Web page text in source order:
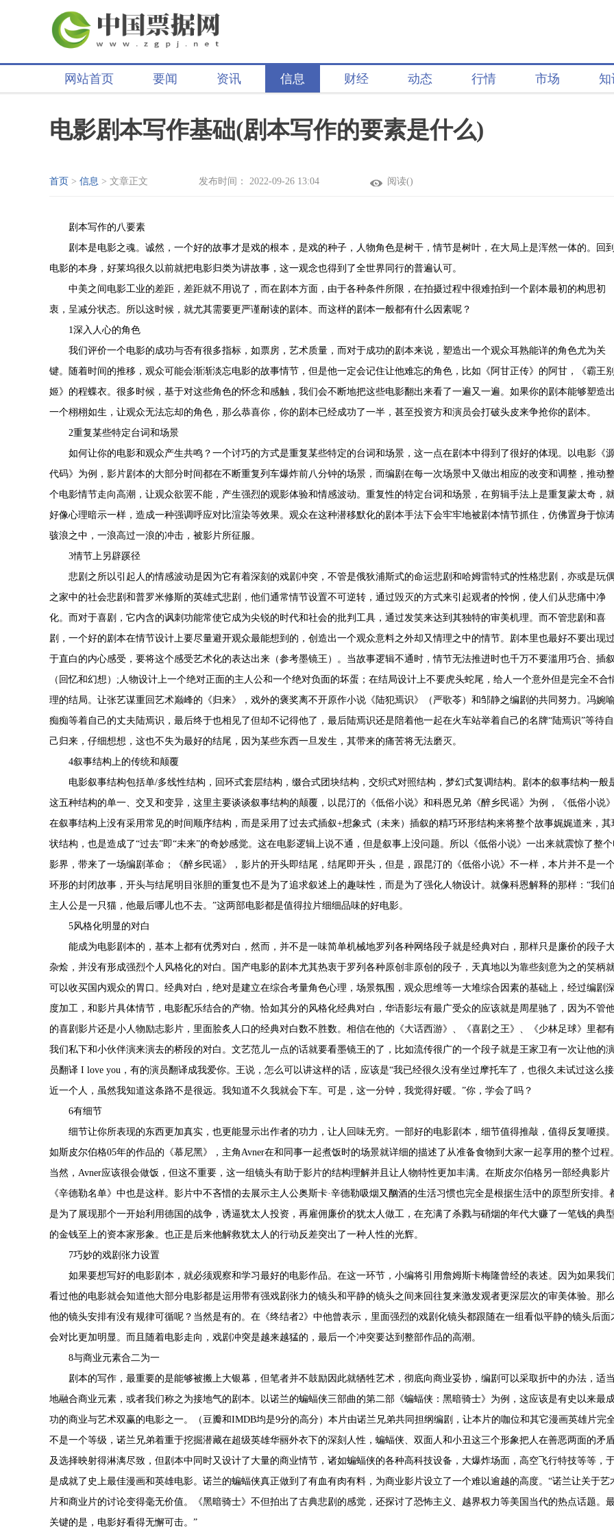
网站首页 要闻 资讯 信息 财经 动态 行情 市场 知
电影剧本写作基础(剧本写作的要素是什么)
首页 > 信息 > 文章正文 发布时间： 2022-09-26 13:04 阅读()
剧本写作的八要素
剧本是电影之魂。诚然，一个好的故事才是戏的根本，是戏的种子，人物角色是树干，情节是树叶，在大局上是浑然一体的。回到
电影的本身，好莱坞很久以前就把电影归类为讲故事，这一观念也得到了全世界同行的普遍认可。
中美之间电影工业的差距，差距就不用说了，而在剧本方面，由于各种条件所限，在拍摄过程中很难拍到一个剧本最初的构思初
衷，呈减分状态。所以这时候，就尤其需要更严谨耐读的剧本。而这样的剧本一般都有什么因素呢？
1深入人心的角色
我们评价一个电影的成功与否有很多指标，如票房，艺术质量，而对于成功的剧本来说，塑造出一个观众耳熟能详的角色尤为关
键。随着时间的推移，观众可能会渐渐淡忘电影的故事情节，但是他一定会记住让他难忘的角色，比如《阿甘正传》的阿甘，《霸王别
姬》的程蝶衣。很多时候，基于对这些角色的怀念和感触，我们会不断地把这些电影翻出来看了一遍又一遍。如果你的剧本能够塑造出
一个栩栩如生，让观众无法忘却的角色，那么恭喜你，你的剧本已经成功了一半，甚至投资方和演员会打破头皮来争抢你的剧本。
2重复某些特定台词和场景
如何让你的电影和观众产生共鸣？一个讨巧的方式是重复某些特定的台词和场景，这一点在剧本中得到了很好的体现。以电影《
代码》为例，影片剧本的大部分时间都在不断重复列车爆炸前八分钟的场景，而编剧在每一次场景中又做出相应的改变和调整，推动
个电影情节走向高潮，让观众欲罢不能，产生强烈的观影体验和情感波动。重复性的特定台词和场景，在剪辑手法上是重复蒙太奇，
好像心理暗示一样，造成一种强调呼应对比渲染等效果。观众在这种潜移默化的剧本手法下会牢牢地被剧本情节抓住，仿佛置身于惊
骇浪之中，一浪高过一浪的冲击，被影片所征服。
3情节上另辟蹊径
悲剧之所以引起人的情感波动是因为它有着深刻的戏剧冲突，不管是俄狄浦斯式的命运悲剧和哈姆雷特式的性格悲剧，亦或是玩
之家中的社会悲剧和普罗米修斯的英雄式悲剧，他们通常情节设置不可逆转，通过毁灭的方式来引起观者的怜悯，使人们从悲痛中净
化。而对于喜剧，它内含的讽刺功能常使它成为尖锐的时代和社会的批判工具，通过发笑来达到其独特的审美机理。而不管悲剧和喜
剧，一个好的剧本在情节设计上要尽量避开观众最能想到的，创造出一个观众意料之外却又情理之中的情节。剧本里也最好不要出现过
于直白的内心感受，要将这个感受艺术化的表达出来（参考墨镜王）。当故事逻辑不通时，情节无法推进时也千万不要滥用巧合、插叙
（回忆和幻想）;人物设计上一个绝对正面的主人公和一个绝对负面的坏蛋；在结局设计上不要虎头蛇尾，给人一个意外但是完全不合
理的结局。让张艺谋重回艺术巅峰的《归来》，戏外的褒奖离不开原作小说《陆犯焉识》（严歌苓）和邹静之编剧的共同努力。冯婉喻
痴痴等着自己的丈夫陆焉识，最后终于也相见了但却不记得他了，最后陆焉识还是陪着他一起在火车站举着自己的名牌“陆焉识”等待自
己归来，仔细想想，这也不失为最好的结尾，因为某些东西一旦发生，其带来的痛苦将无法磨灭。
4叙事结构上的传统和颠覆
电影叙事结构包括单/多线性结构，回环式套层结构，缀合式团块结构，交织式对照结构，梦幻式复调结构。剧本的叙事结构一般
这五种结构的单一、交叉和变异，这里主要谈谈叙事结构的颠覆，以昆汀的《低俗小说》和科恩兄弟《醉乡民谣》为例，《低俗小说》
在叙事结构上没有采用常见的时间顺序结构，而是采用了过去式插叙+想象式（未来）插叙的精巧环形结构来将整个故事娓娓道来，其
状结构，也是造成了“过去”即“未来”的奇妙感觉。这在电影逻辑上说不通，但是叙事上没问题。所以《低俗小说》一出来就震惊了整
影界，带来了一场编剧革命；《醉乡民谣》，影片的开头即结尾，结尾即开头，但是，跟昆汀的《低俗小说》不一样，本片并不是一
环形的封闭故事，开头与结尾明目张胆的重复也不是为了追求叙述上的趣味性，而是为了强化人物设计。就像科恩解释的那样：“我们
主人公是一只猫，他最后哪儿也不去。”这两部电影都是值得拉片细细品味的好电影。
5风格化明显的对白
能成为电影剧本的，基本上都有优秀对白，然而，并不是一味简单机械地罗列各种网络段子就是经典对白，那样只是廉价的段子
杂烩，并没有形成强烈个人风格化的对白。国产电影的剧本尤其热衷于罗列各种原创非原创的段子，天真地以为靠些刻意为之的笑柄
可以收买国内观众的胃口。经典对白，绝对是建立在综合考量角色心理，场景氛围，观众思维等一大堆综合因素的基础上，经过编剧
度加工，和影片具体情节，电影配乐结合的产物。恰如其分的风格化经典对白，华语影坛有最广受众的应该就是周星驰了，因为不管
的喜剧影片还是小人物励志影片，里面脍炙人口的经典对白数不胜数。相信在他的《大话西游》、《喜剧之王》、《少林足球》里都
我们私下和小伙伴演来演去的桥段的对白。文艺范儿一点的话就要看墨镜王的了，比如流传很广的一个段子就是王家卫有一次让他的
员翻译 I love you，有的演员翻译成我爱你。王说，怎么可以讲这样的话，应该是“我已经很久没有坐过摩托车了，也很久未试过这么接
近一个人，虽然我知道这条路不是很远。我知道不久我就会下车。可是，这一分钟，我觉得好暖。”你，学会了吗？
6有细节
细节让你所表现的东西更加真实，也更能显示出作者的功力，让人回味无穷。一部好的电影剧本，细节值得推敲，值得反复咂摸。
如斯皮尔伯格05年的作品的《慕尼黑》，主角Avner在和同事一起煮饭时的场景就详细的描述了从准备食物到大家一起享用的整个过程。
当然，Avner应该很会做饭，但这不重要，这一组镜头有助于影片的结构理解并且让人物特性更加丰满。在斯皮尔伯格另一部经典影片
《辛德勒名单》中也是这样。影片中不吝惜的去展示主人公奥斯卡·辛德勒吸烟又酗酒的生活习惯也完全是根据生活中的原型所安排。
是为了展现那个一开始利用德国的战争，诱逼犹太人投资，再雇佣廉价的犹太人做工，在充满了杀戮与硝烟的年代大赚了一笔钱的典型
的金钱至上的资本家形象。也正是后来他解救犹太人的行动反差突出了一种人性的光辉。
7巧妙的戏剧张力设置
如果要想写好的电影剧本，就必须观察和学习最好的电影作品。在这一环节，小编将引用詹姆斯卡梅隆曾经的表述。因为如果我们
看过他的电影就会知道他大部分电影都是运用带有强戏剧张力的镜头和平静的镜头之间来回往复来激发观者更深层次的审美体验。那么
他的镜头安排有没有规律可循呢？当然是有的。在《终结者2》中他曾表示，里面强烈的戏剧化镜头都跟随在一组看似平静的镜头后面
会对比更加明显。而且随着电影走向，戏剧冲突是越来越猛的，最后一个冲突要达到整部作品的高潮。
8与商业元素合二为一
剧本的写作，最重要的是能够被搬上大银幕，但笔者并不鼓励因此就牺牲艺术，彻底向商业妥协，编剧可以采取折中的办法，适当
地融合商业元素，或者我们称之为接地气的剧本。以诺兰的蝙蝠侠三部曲的第二部《蝙蝠侠：黑暗骑士》为例，这应该是有史以来最
功的商业与艺术双赢的电影之一。（豆瓣和IMDB均是9分的高分）本片由诺兰兄弟共同担纲编剧，让本片的咖位和其它漫画英雄片完
不是一个等级，诺兰兄弟着重于挖掘潜藏在超级英雄华丽外衣下的深刻人性，蝙蝠侠、双面人和小丑这三个形象把人在善恶两面的矛
及选择映射得淋漓尽致，但剧本中同时又设计了大量的商业情节，诸如蝙蝠侠的各种高科技设备，大爆炸场面，高空飞行特技等等，
是成就了史上最佳漫画和英雄电影。诺兰的蝙蝠侠真正做到了有血有肉有料，为商业影片设立了一个难以逾越的高度。“诺兰让关于艺
片和商业片的讨论变得毫无价值。《黑暗骑士》不但拍出了古典悲剧的感觉，还探讨了恐怖主义、越界权力等美国当代的热点话题。
关键的是，电影好看得无懈可击。”